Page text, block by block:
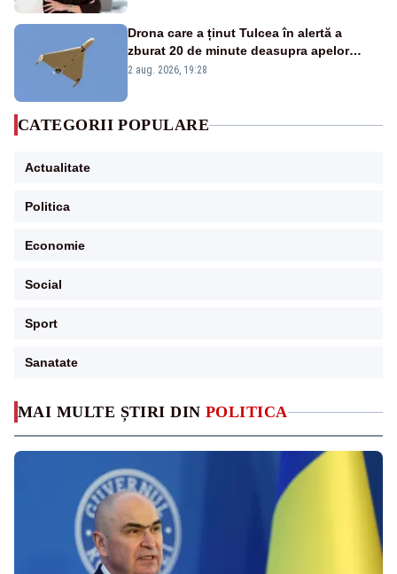
MAI MULTE ȘTIRI DIN POLITICA
Drona care a ținut Tulcea în alertă a
zburat 20 de minute deasupra apelor
României. Au fost ridicate două F-16
2 aug. 2026, 19:28
CATEGORII POPULARE
Actualitate
Politica
Economie
Social
Sport
Sanatate